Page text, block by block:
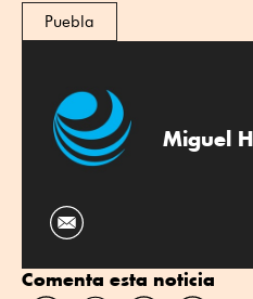
Puebla
Miguel
Comenta esta noticia